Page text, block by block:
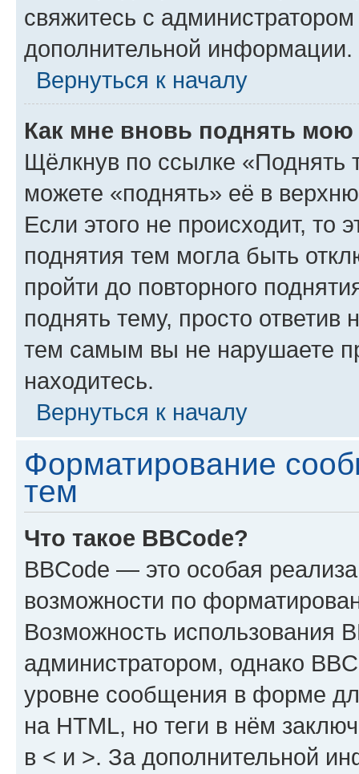
свяжитесь с
дополнительной информации.
Вернуться к началу
Как мне вновь поднять мою
Щёлкнув по ссылке «Поднять
можете «поднять» её в
Если этого не происходит, то
поднятия тем могла быть
пройти до повторного
поднять тему, просто ответив
тем самым вы не нарушаете
находитесь.
Вернуться к началу
Форматирование
тем
Что такое BBCode?
BBCode — это особая
возможности по
Возможность использования
администратором, однако
уровне сообщения в форме
на HTML, но теги в нём
в < и >. За дополнительной